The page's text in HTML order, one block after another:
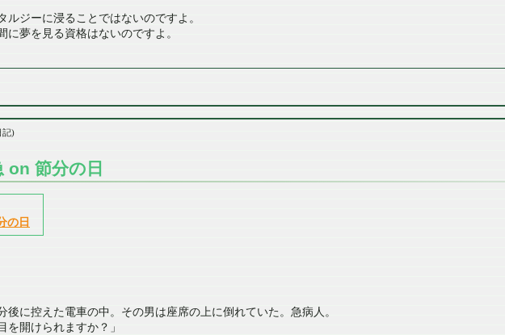
ルジーに浸ることではないのですよ。
に夢を見る資格はないのですよ。
記
on 節分の日
の日
後に控えた電車の中。その男は座席の上に倒れていた。急病人。
を開けられますか？」